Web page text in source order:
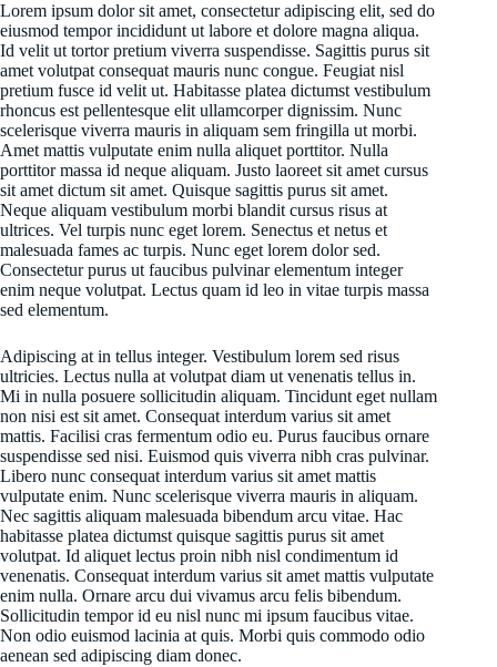
Lorem ipsum dolor sit amet, consectetur adipiscing elit, sed do
eiusmod tempor incididunt ut labore et dolore magna aliqua.
Id velit ut tortor pretium viverra suspendisse. Sagittis purus sit
amet volutpat consequat mauris nunc congue. Feugiat nisl
pretium fusce id velit ut. Habitasse platea dictumst vestibulum
rhoncus est pellentesque elit ullamcorper dignissim. Nunc
scelerisque viverra mauris in aliquam sem fringilla ut morbi.
Amet mattis vulputate enim nulla aliquet porttitor. Nulla
porttitor massa id neque aliquam. Justo laoreet sit amet cursus
sit amet dictum sit amet. Quisque sagittis purus sit amet.
Neque aliquam vestibulum morbi blandit cursus risus at
ultrices. Vel turpis nunc eget lorem. Senectus et netus et
malesuada fames ac turpis. Nunc eget lorem dolor sed.
Consectetur purus ut faucibus pulvinar elementum integer
enim neque volutpat. Lectus quam id leo in vitae turpis massa
sed elementum.
Adipiscing at in tellus integer. Vestibulum lorem sed risus
ultricies. Lectus nulla at volutpat diam ut venenatis tellus in.
Mi in nulla posuere sollicitudin aliquam. Tincidunt eget nullam
non nisi est sit amet. Consequat interdum varius sit amet
mattis. Facilisi cras fermentum odio eu. Purus faucibus ornare
suspendisse sed nisi. Euismod quis viverra nibh cras pulvinar.
Libero nunc consequat interdum varius sit amet mattis
vulputate enim. Nunc scelerisque viverra mauris in aliquam.
Nec sagittis aliquam malesuada bibendum arcu vitae. Hac
habitasse platea dictumst quisque sagittis purus sit amet
volutpat. Id aliquet lectus proin nibh nisl condimentum id
venenatis. Consequat interdum varius sit amet mattis vulputate
enim nulla. Ornare arcu dui vivamus arcu felis bibendum.
Sollicitudin tempor id eu nisl nunc mi ipsum faucibus vitae.
Non odio euismod lacinia at quis. Morbi quis commodo odio
aenean sed adipiscing diam donec.